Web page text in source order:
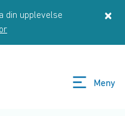
din upplevelse
×
Meny